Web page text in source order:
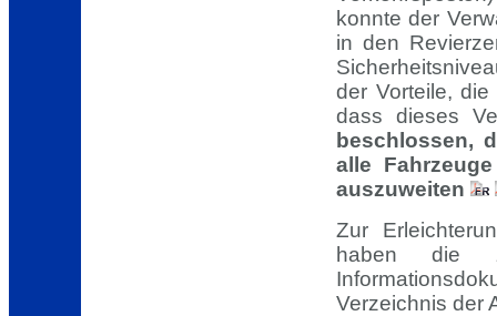
konnte der
in den
der Vorteile,
dass dieses
beschlossen,
alle
auszuweiten
Zur
haben die
Verzeichnis der